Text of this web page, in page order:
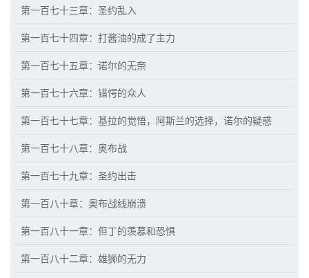
第一百七十三章：圣约乱入
第一百七十四章：打酱油的成了主力
第一百七十五章：诺尔的无奈
第一百七十六章：错愕的众人
第一百七十七章：基拉的觉悟，阿斯兰的选择，诺尔的疑惑
第一百七十八章：奥布战
第一百七十九章：圣约出击
第一百八十章：奥布战线崩溃
第一百八十一章：但丁的羡慕和恐惧
第一百八十二章：雄狮的无力